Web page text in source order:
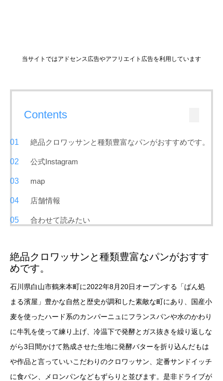
当サイトではアドセンス広告やアフリエイト広告を利用しています
Contents
絶品クロワッサンと種類豊富なパンがおすすめです。
公式Instagram
map
店舗情報
合わせて読みたい
絶品クロワッサンと種類豊富なパンがおすす
めです。
石川県白山市鶴来本町に2022年8月20日オープンする「ぱん処
まる濱屋」豊かな自然と歴史が調和した素敵な町にあり、国産小
麦を使ったハード系のカンパーニュにフランスパンや水のかわり
に牛乳を使って練り上げ、冷温下で発酵とガス抜きを繰り返しな
がら3日間かけて熟成させた生地に発酵バターを折り込んだもは
や作品と言っていいこだわりのクロワッサン、定番サンドイッチ
に食パン、メロンパンなどもずらりと並びます。是非ドライブが